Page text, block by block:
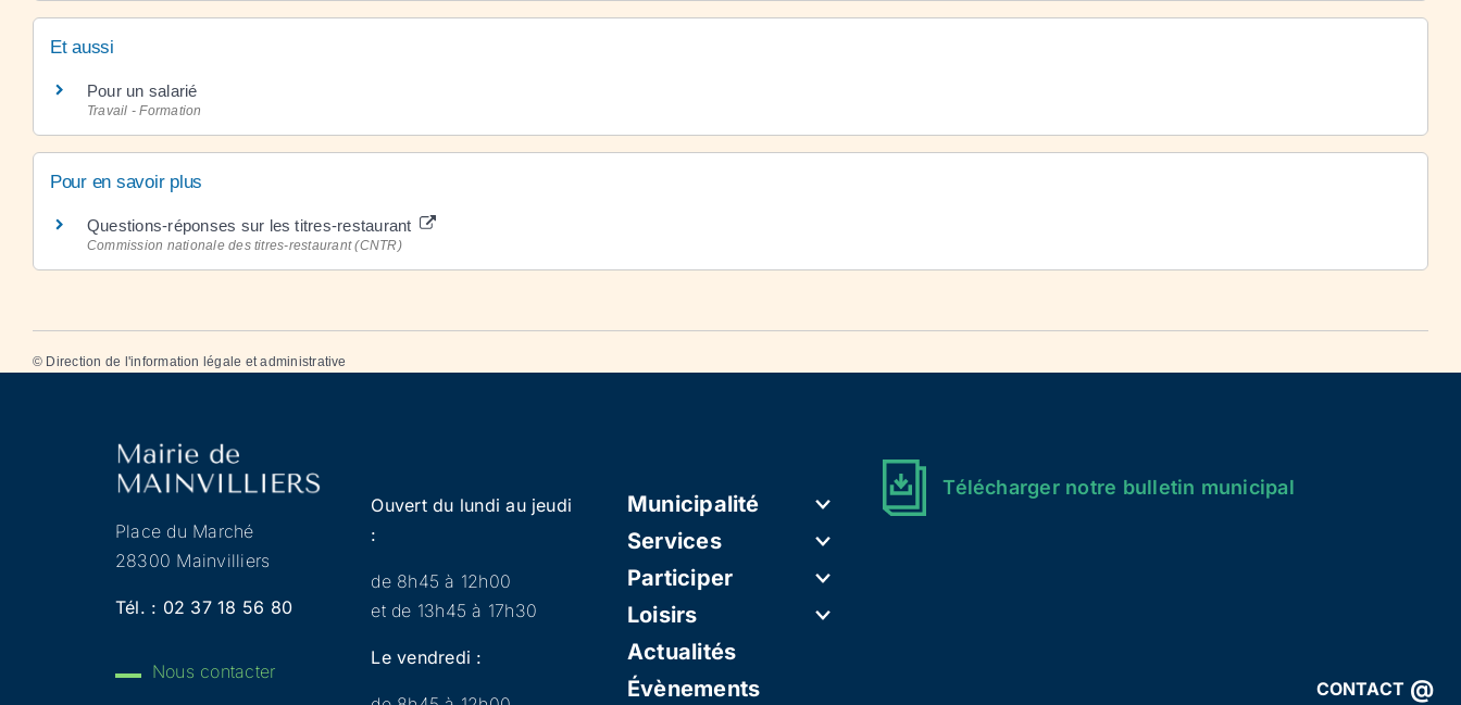
CONTACT @
Et aussi
Pour un salarié
Travail - Formation
Pour en savoir plus
Questions-réponses sur les titres-restaurant
Commission nationale des titres-restaurant (CNTR)
© Direction de l'information légale et administrative
Place du Marché
28300 Mainvilliers
Tél. : 02 37 18 56 80
Nous contacter
Ouvert du lundi au jeudi
:
de 8h45 à 12h00
et de 13h45 à 17h30
Le vendredi :
Municipalité
Services
Participer
Loisirs
Actualités
Évènements
Télécharger notre bulletin municipal